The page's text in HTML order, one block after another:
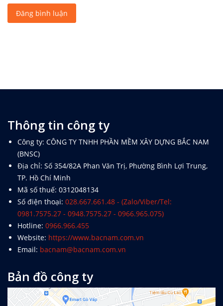
Đăng bình luận
Thông tin công ty
Công ty: CÔNG TY TNHH PHẦN MỀM XÂY DỰNG BẮC NAM
(BNSC)
Địa chỉ: Số 354/82A Phan Văn Trị, Phường Bình Lợi Trung,
TP. Hồ Chí Minh
Mã số thuế: 0312048134
Số điện thoại: 028.667.661.48 - (Zalo/Viber/Tel:
0981.7575.27 - 0948.7575.27 - 0966.965.075)
Hotline: 0966.966.455
Website: https://www.bacnam.com.vn
Email: bacnam@bacnam.com.vn
Bản đồ công ty